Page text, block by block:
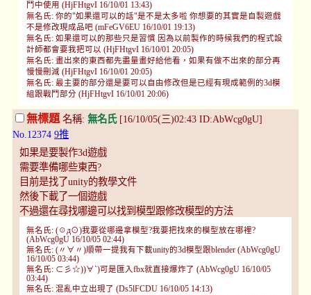
鬥中使用 (HjFHtgvI 16/10/01 13:43)
無名氏: 你的"如果還可以的話"是不是太多啦 你想要的其實是自製遊戲
不是修改現成品吧 (mFeGV6EU 16/10/01 19:13)
無名氏: 如果還可以的那些只是習慣 因為以前製作的時候我們的程式設
計師都會要我把可以 (HjFHtgvI 16/10/01 20:05)
無名氏: 畫出來的東西都先盡量畫好給他看，如果有做不出來的部分再
慢慢刪減 (HjFHtgvI 16/10/01 20:05)
無名氏: 最主要的部分還是要可以自由修改但是已經有現成範例的3d模
組跟戰鬥部分 (HjFHtgvI 16/10/01 20:06)
無標題名稱: 無名氏[16/10/05(三)02:43 ID:AbWcg0gU]
No.12374 9推
如果是要製作3d遊戲
需要準備哪些東西?
目前是找了unity的教學文件
然後下載了一個遊戲
不過還在尋找哪邊可以找到模型跟修改模型的方法
無名氏: (☉д⊙)我要從哪邊拿模型?我要把找來的模型放在哪裡?
(AbWcg0gU 16/10/05 02:44)
無名氏: (〃∀〃)順帶一提我有下載unity的3d模型跟blender (AbWcg0gU
16/10/05 03:44)
無名氏: ⊂彡☆))∀`)可是匯入fbx就直接爆炸了 (AbWcg0gU 16/10/05
03:44)
無名氏: 混亂中立出現了 (Ds5lFCDU 16/10/05 14:13)